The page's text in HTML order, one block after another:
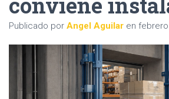
Publicado por Angel Aguilar en febrero